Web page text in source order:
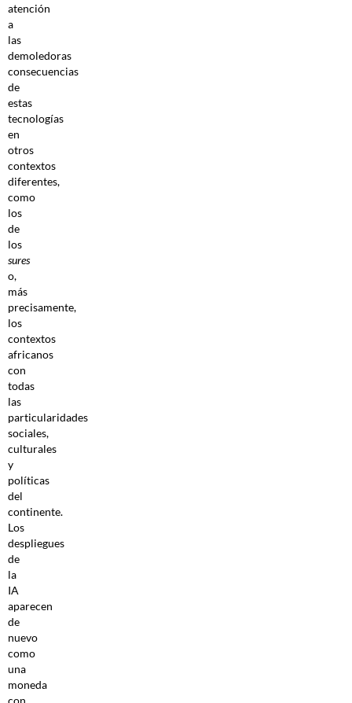
atención
a
las
demoledoras
consecuencias
de
estas
tecnologías
en
otros
contextos
diferentes,
como
los
de
los
sures
o,
más
precisamente,
los
contextos
africanos
con
todas
las
particularidades
sociales,
culturales
y
políticas
del
continente.
Los
despliegues
de
la
IA
aparecen
de
nuevo
como
una
moneda
con